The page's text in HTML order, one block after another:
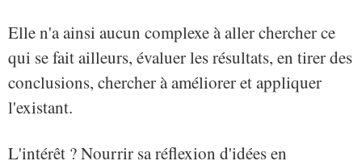
Elle n'a ainsi aucun complexe à aller chercher ce
qui se fait ailleurs, évaluer les résultats, en tirer des
conclusions, chercher à améliorer et appliquer
l'existant.
L'intérêt ? Nourrir sa réflexion d'idées en